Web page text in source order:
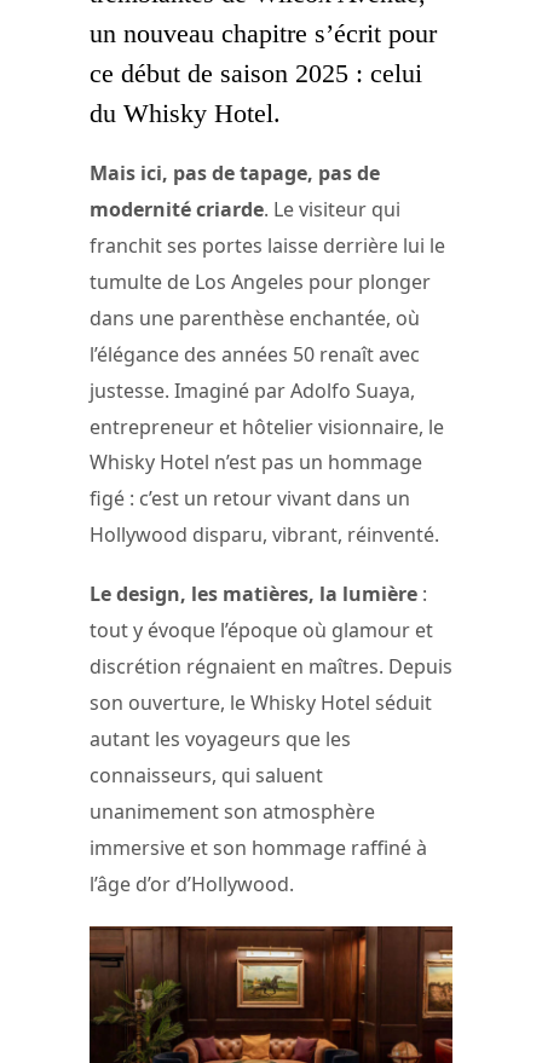
un nouveau chapitre s’écrit pour
ce début de saison 2025 : celui
du Whisky Hotel.
Mais ici, pas de tapage, pas de
modernité criarde. Le visiteur qui
franchit ses portes laisse derrière lui le
tumulte de Los Angeles pour plonger
dans une parenthèse enchantée, où
l’élégance des années 50 renaît avec
justesse. Imaginé par Adolfo Suaya,
entrepreneur et hôtelier visionnaire, le
Whisky Hotel n’est pas un hommage
figé : c’est un retour vivant dans un
Hollywood disparu, vibrant, réinventé.
Le design, les matières, la lumière :
tout y évoque l’époque où glamour et
discrétion régnaient en maîtres. Depuis
son ouverture, le Whisky Hotel séduit
autant les voyageurs que les
connaisseurs, qui saluent
unanimement son atmosphère
immersive et son hommage raffiné à
l’âge d’or d’Hollywood.